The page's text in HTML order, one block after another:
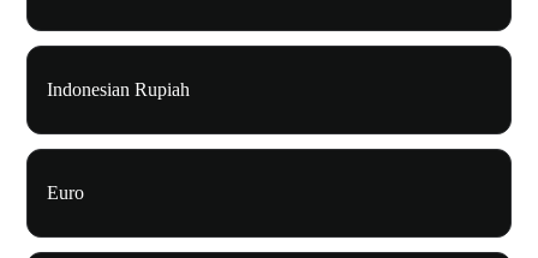
Indonesian Rupiah
Euro